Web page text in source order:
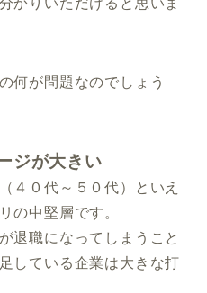
何が問題なのでしょう
ジが大きい
４０代～５０代）といえ
の中堅層です。
退職になってしまうこと
している企業は大きな打